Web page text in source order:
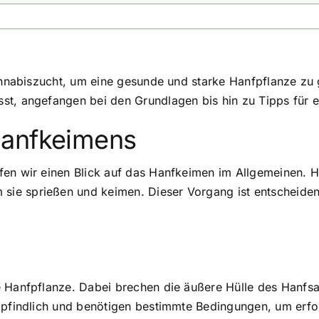
um eine gesunde und starke Hanfpflanze
angefangen bei den Grundlagen bis hin zu Tipps für
wir einen Blick auf das Hanfkeimen im Allgemeinen.
sprießen und keimen. Dieser Vorgang ist
Dabei brechen die äußere Hülle des
und benötigen bestimmte Bedingungen, um